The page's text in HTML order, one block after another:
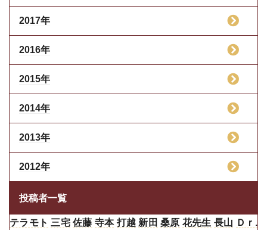
2017年
2016年
2015年
2014年
2013年
2012年
投稿者一覧
テラモト 三宅 佐藤 寺本 打越 新田 桑原 花先生 長山 Ｄｒ.